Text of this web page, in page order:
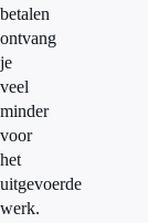
betalen
ontvang
je
veel
minder
voor
het
uitgevoerde
werk.